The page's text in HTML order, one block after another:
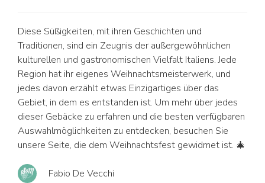
Diese Süßigkeiten, mit ihren Geschichten und
Traditionen, sind ein Zeugnis der außergewöhnlichen
kulturellen und gastronomischen Vielfalt Italiens. Jede
Region hat ihr eigenes Weihnachtsmeisterwerk, und
jedes davon erzählt etwas Einzigartiges über das
Gebiet, in dem es entstanden ist. Um mehr über jedes
dieser Gebäcke zu erfahren und die besten verfügbaren
Auswahlmöglichkeiten zu entdecken, besuchen Sie
unsere Seite, die dem Weihnachtsfest gewidmet ist. 🎄
Fabio De Vecchi